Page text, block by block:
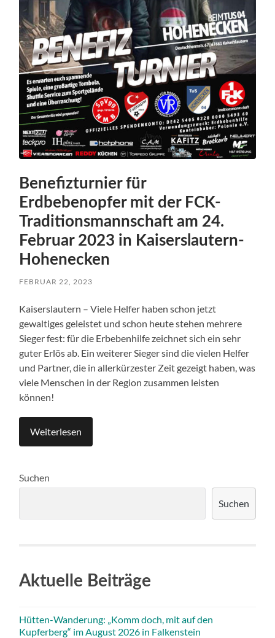
Benefizturnier für
Erdbebenopfer mit der FCK-
Traditionsmannschaft am 24.
Februar 2023 in Kaiserslautern-
Hohenecken
FEBRUAR 22, 2023
Kaiserslautern – Viele Helfer haben schon jetzt
gewaltiges geleistet und schon heute stehen mehrere
Sieger fest: für die Erbebenhilfe zeichnet sich ein sehr
guter Erlös ab. Ein weiterer Sieger sind die vielen Helfer
und Partner, die in allerkürzester Zeit gezeigt haben, was
viele Menschen in der Region zusammen leisten
können!
Weiterlesen
Suchen
Suchen
Aktuelle Beiträge
Hütten-Wanderung: „Komm doch, mit auf den
Kupferberg“ im August 2026 in Falkenstein